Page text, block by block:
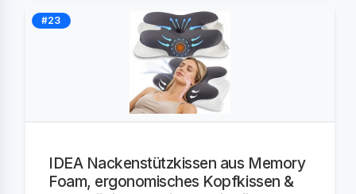
#23
IDEA Nackenstützkissen aus Memory
Foam, ergonomisches Kopfkissen &